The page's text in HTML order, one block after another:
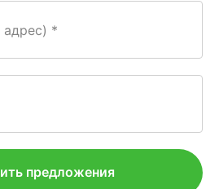
предложения